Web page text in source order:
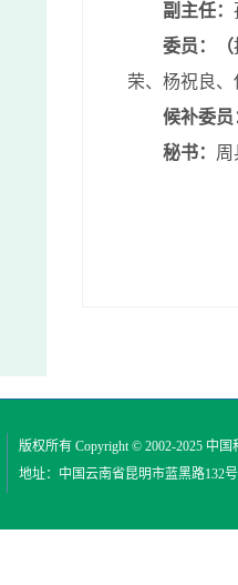
副主任：
委员：（
荣、杨祝良
候补委员
秘书： 周
版权所有 Copyright © 2002-2025 中国
地址：中国云南省昆明市蓝黑路